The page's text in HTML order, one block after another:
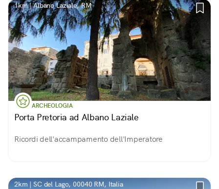
1km | Albano Laziale, RM
ARCHEOLOGIA
Porta Pretoria ad Albano Laziale
Ricordi dell'accampamento dell'Imperatore
2km | SC del Lago, 00040 RM, Italia